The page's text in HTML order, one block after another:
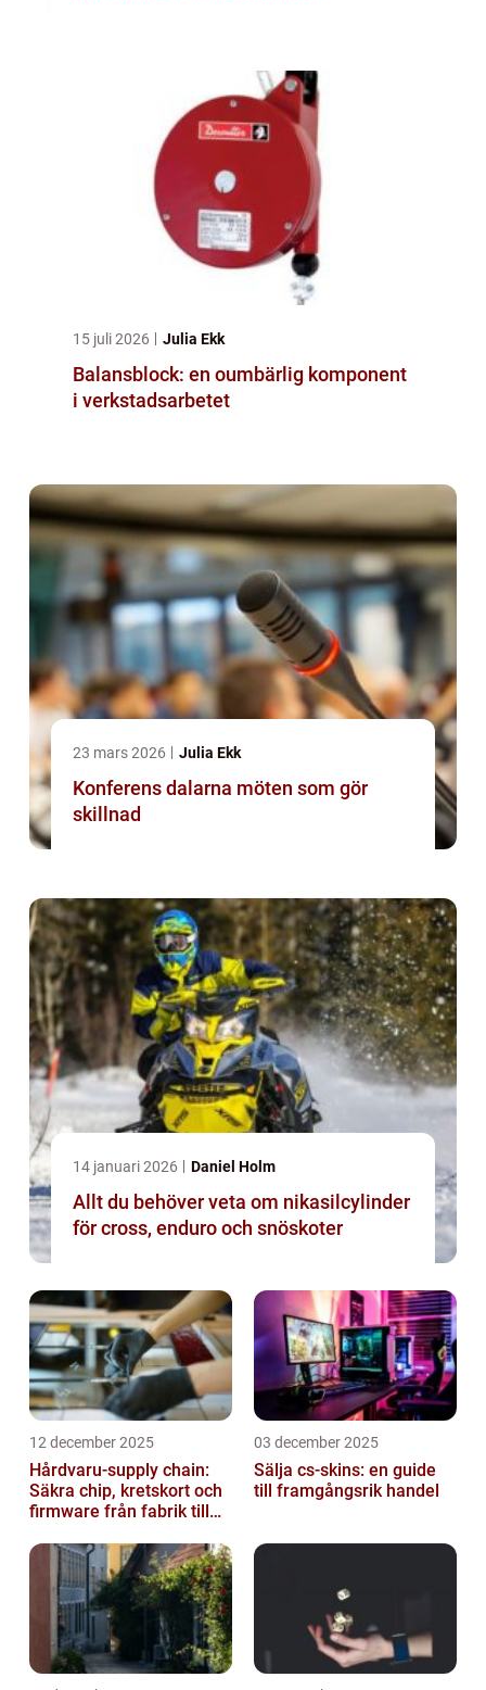
15 juli 2026 Julia Ekk
Balansblock: en oumbärlig komponent
i verkstadsarbetet
23 mars 2026 Julia Ekk
Konferens dalarna möten som gör
skillnad
14 januari 2026 Daniel Holm
Allt du behöver veta om nikasilcylinder
för cross, enduro och snöskoter
12 december 2025
Hårdvaru-supply chain:
Säkra chip, kretskort och
firmware från fabrik till
03 december 2025
Sälja cs-skins: en guide
till framgångsrik handel